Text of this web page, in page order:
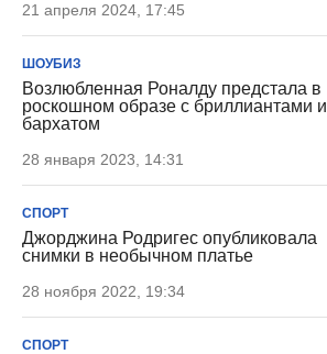
21 апреля 2024, 17:45
ШОУБИЗ
Возлюбленная Роналду предстала в
роскошном образе с бриллиантами и
бархатом
28 января 2023, 14:31
СПОРТ
Джорджина Родригес опубликовала
снимки в необычном платье
28 ноября 2022, 19:34
СПОРТ